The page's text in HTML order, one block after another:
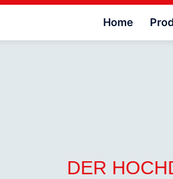
Home
DER